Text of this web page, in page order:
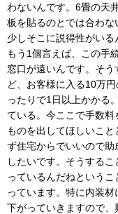
わないんです。6畳の天
板を貼るのとでは合わ
少しそこに説得性がいる
もう1個言えば、この手
窓口が遠いんです。そ
ど、お客様に入る10万
ったりで1日以上かかる
ている。今ここで手数
ものを出してほしいこ
ず住宅からでいいので
したいです。そうする
っているんだねという
っています。特に内装
下がっていきますので、